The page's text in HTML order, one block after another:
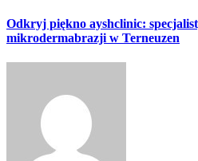
Odkryj piękno ayshclinic:
mikrodermabrazji w Terneuzen